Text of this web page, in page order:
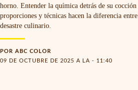
horno. Entender la química detrás de su cocción
proporciones y técnicas hacen la diferencia
desastre culinario.
POR ABC COLOR
09 DE OCTUBRE DE 2025 A LA - 11:40